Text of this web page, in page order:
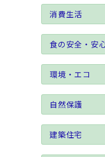
消費生活
食の安全・安
環境・エコ
自然保護
建築住宅